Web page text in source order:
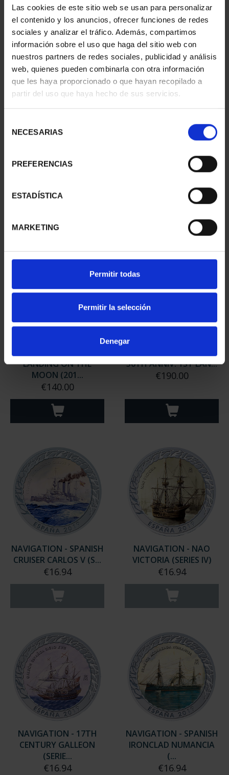
Las cookies de este sitio web se usan para personalizar
el contenido y los anuncios, ofrecer funciones de redes
sociales y analizar el tráfico. Además, compartimos
información sobre el uso que haga del sitio web con
nuestros partners de redes sociales, publicidad y análisis
web, quienes pueden combinarla con otra información
que les haya proporcionado o que hayan recopilado a
partir del uso que haya hecho de sus servicios.
NECESARIAS
PREFERENCIAS
ESTADÍSTICA
MARKETING
Permitir todas
Permitir la selección
Denegar
€1,245.00
NAVIGATION - ROMAN
€16.94
NAVIGATION - SPANISH
LANDING ON THE
MOON (201...
€140.00
COLLECTION USA-SPAIN
50TH ANNIV. 1ST LAN...
€190.00
NAVIGATION - SPANISH
CRUISER CARLOS V (S...
€16.94
NAVIGATION - NAO
VICTORIA (SERIES IV)
€16.94
NAVIGATION - 17TH
CENTURY GALLEON
(SERIE...
€16.94
NAVIGATION - SPANISH
IRONCLAD NUMANCIA
(...
€16.94